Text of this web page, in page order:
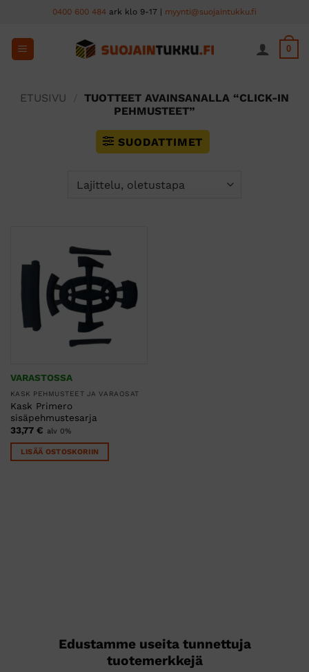
content
0400 600 484 ark klo 9-17 | myynti@suojaintukku.fi
0
ETUSIVU
TUOTTEET AVAINSANALLA “CLICK-IN
PEHMUSTEET”
SUODATTIMET
VARASTOSSA
KASK PEHMUSTEET JA VARAOSAT
Kask Primero
sisäpehmustesarja
33,77 € alv 0%
LISÄÄ OSTOSKORIIN
Edustamme useita tunnettuja
tuotemerkkejä